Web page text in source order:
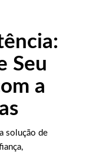
Seu
a
solução de